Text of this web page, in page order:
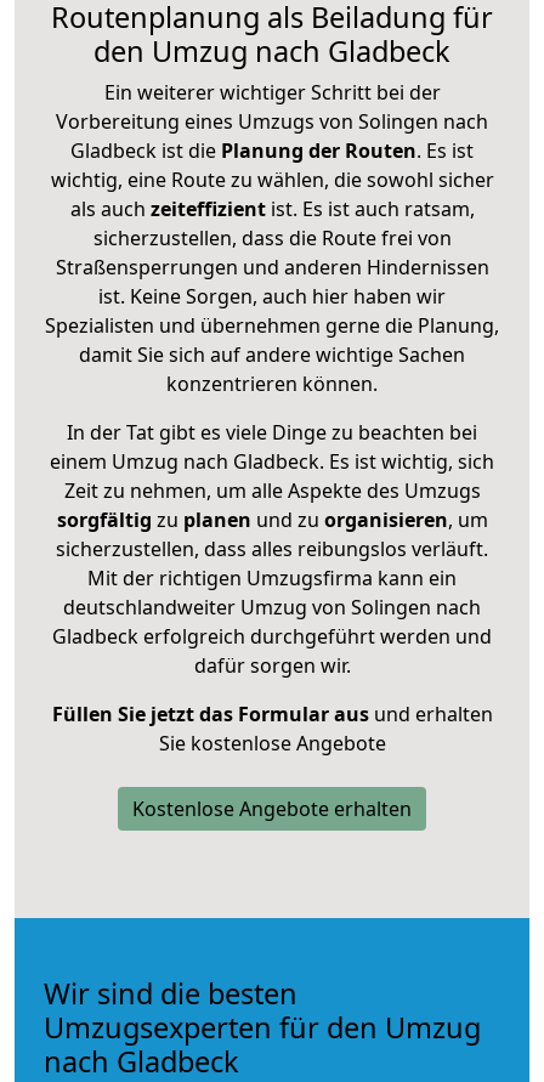
Routenplanung als Beiladung für
den Umzug nach Gladbeck
Ein weiterer wichtiger Schritt bei der
Vorbereitung eines Umzugs von Solingen nach
Gladbeck ist die Planung der Routen. Es ist
wichtig, eine Route zu wählen, die sowohl sicher
als auch zeiteffizientist. Es ist auch ratsam,
sicherzustellen, dass die Route frei von
Straßensperrungen und anderen Hindernissen
ist. Keine Sorgen, auch hier haben wir
Spezialisten und übernehmen gerne die Planung,
damit Sie sich auf andere wichtige Sachen
konzentrieren können.
In der Tat gibt es viele Dinge zu beachten bei
einem Umzug nach Gladbeck. Es ist wichtig, sich
Zeit zu nehmen, um alle Aspekte des Umzugs
sorgfältig zu planen und zu organisieren, um
sicherzustellen, dass alles reibungslos verläuft.
Mit der richtigen Umzugsfirma kann ein
deutschlandweiter Umzug von Solingen nach
Gladbeck erfolgreich durchgeführt werden und
dafür sorgen wir.
Füllen Sie jetzt das Formular ausund erhalten
Sie kostenlose Angebote
Kostenlose Angebote erhalten
Wir sind die besten
Umzugsexperten für den Umzug
nach Gladbeck